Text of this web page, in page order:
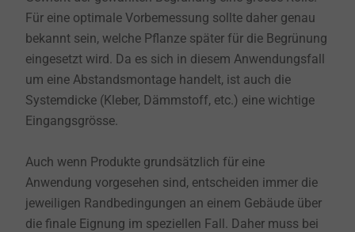
Für eine optimale Vorbemessung sollte daher genau
bekannt sein, welche Pflanze später für die Begrünung
eingesetzt wird. Da es sich in diesem Anwendungsfall
um eine Abstandsmontage handelt, ist auch die
Systemdicke (Kleber, Dämmstoff, etc.) eine wichtige
Eingangsgrösse.
Auch wenn Produkte grundsätzlich für eine
Anwendung vorgesehen sind, entscheiden immer die
jeweiligen Randbedingungen an einem Gebäude über
die finale Eignung im speziellen Fall. Daher muss bei